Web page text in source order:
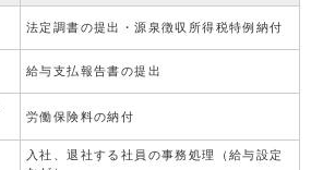
法定調書の提出・源泉徴収所得税特例納付
給与支払報告書の提出
労働保険料の納付
入社、退社する社員の事務処理（給与設定